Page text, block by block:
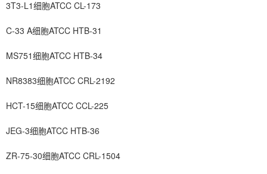
3T3-L1细胞ATCC CL-173
C-33 A细胞ATCC HTB-31
MS751细胞ATCC HTB-34
NR8383细胞ATCC CRL-2192
HCT-15细胞ATCC CCL-225
JEG-3细胞ATCC HTB-36
ZR-75-30细胞ATCC CRL-1504